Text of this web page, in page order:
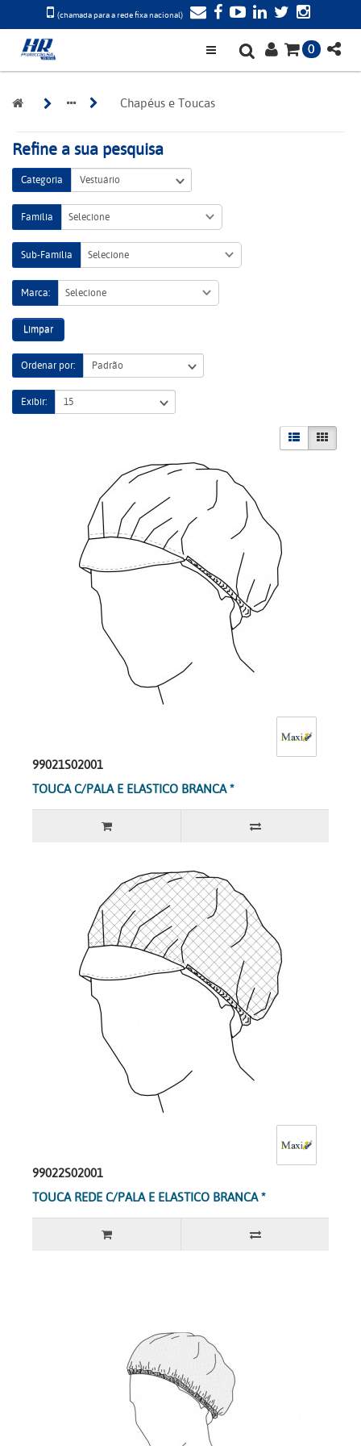
(chamada para a rede fixa nacional)
0
Chapéus e Toucas
Refine a sua pesquisa
Categoria
Família Selecione
Sub-Família Selecione
Marca: Selecione
Limpar
Ordenar por:
Exibir:
99021S02001
TOUCA C/PALA E ELASTICO BRANCA *
99022S02001
TOUCA REDE C/PALA E ELASTICO BRANCA *